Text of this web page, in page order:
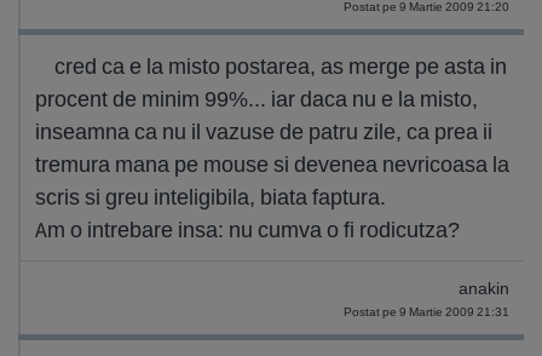
Postat pe 9 Martie 2009 21:20
cred ca e la misto postarea, as merge pe asta in
procent de minim 99%... iar daca nu e la misto,
inseamna ca nu il vazuse de patru zile, ca prea ii
tremura mana pe mouse si devenea nevricoasa la
scris si greu inteligibila, biata faptura.
Am o intrebare insa: nu cumva o fi rodicutza?
anakin
Postat pe 9 Martie 2009 21:31